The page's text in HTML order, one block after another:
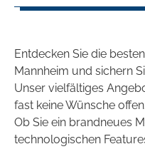
Entdecken Sie die
Mannheim und sichern
Unser vielfältiges
fast keine Wünsche offen.
Ob Sie ein brandneues
technologischen